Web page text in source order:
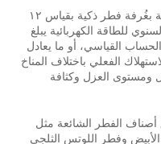
استنادًا إلى بيانات مشروع SIDITE الخاصة بغُرفة فطر ذكية بقياس ١٢
السنوي للطاقة الكهربائية يبلغ
الحساب القياسي، أو ما يعادل
الاستهلاك الفعلي باختلاف المناخ
ومستوى العزل وكثافة
أصناف الفطر الشائعة مثل
وفطر اللوتس الثلجي